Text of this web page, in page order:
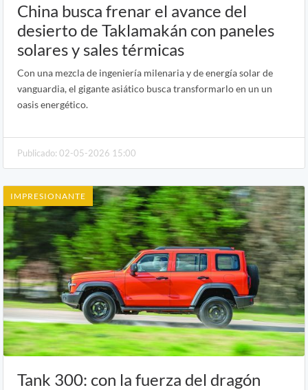
China busca frenar el avance del
desierto de Taklamakán con paneles
solares y sales térmicas
Con una mezcla de ingeniería milenaria y de energía solar de
vanguardia, el gigante asiático busca transformarlo en un un
oasis energético.
Publicado: 02-05-2026 15:00
IMPRESIONANTE
Tank 300: con la fuerza del dragón